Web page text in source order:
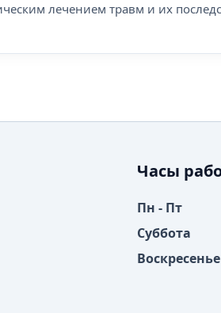
лечением травм и их
Часы
Пн - Пт
Суббота
Воскресенье